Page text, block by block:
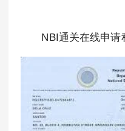
NBI通关在线申请